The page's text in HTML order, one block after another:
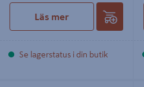
Läs mer
Se lagerstatus i din butik